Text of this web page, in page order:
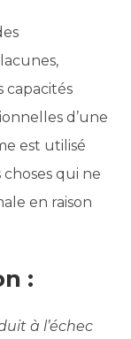
capacités
d’une
est utilisé
qui ne
en raison
:
à l’échec